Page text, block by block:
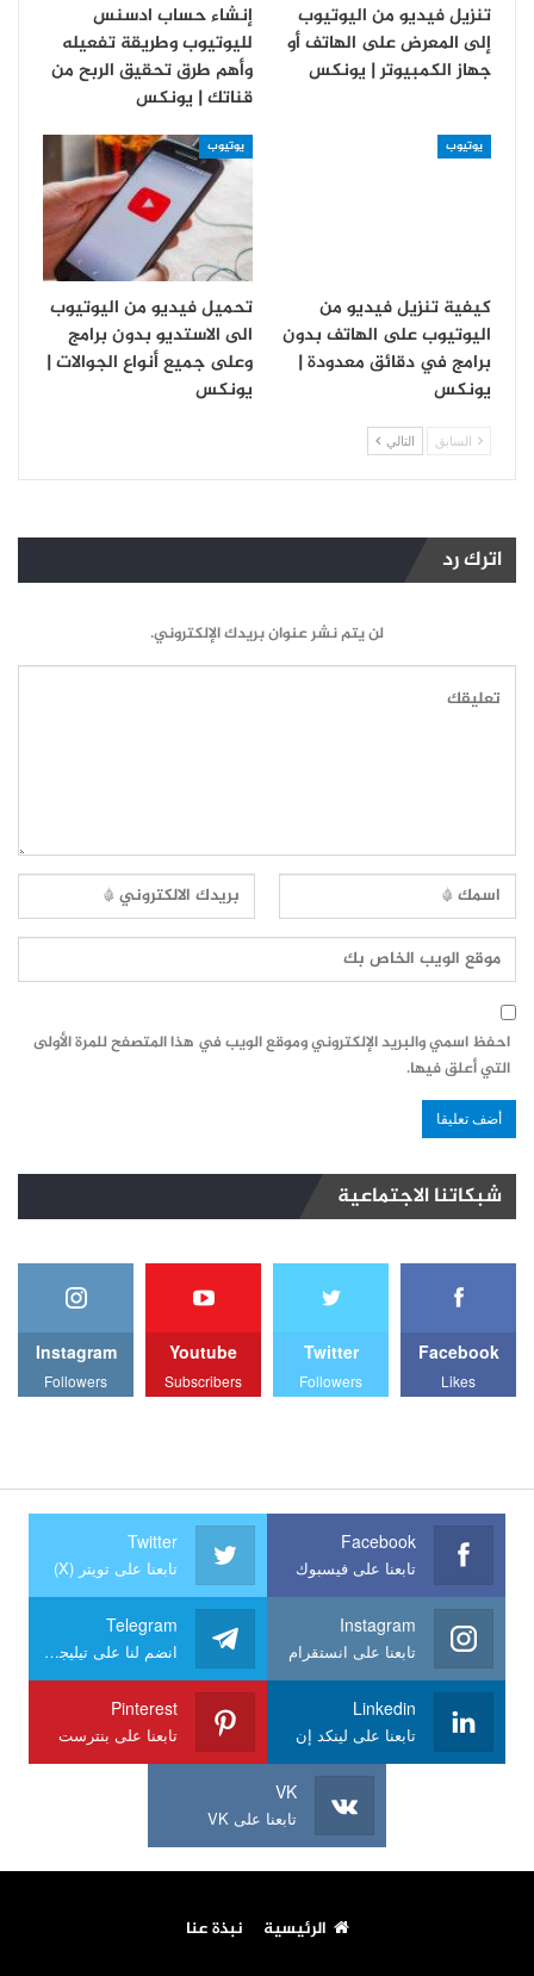
تنزيل فيديو من اليوتيوب
إلى المعرض على الهاتف أو
جهاز الكمبيوتر | يونكس
إنشاء حساب ادسنس
لليوتيوب وطريقة تفعيله
وأهم طرق تحقيق الربح من
قناتك | يونكس
يوتيوب
كيفية تنزيل فيديو من
اليوتيوب على الهاتف بدون
برامج في دقائق معدودة |
يونكس
يوتيوب
تحميل فيديو من اليوتيوب
الى الاستديو بدون برامج
وعلى جميع أنواع الجوالات |
يونكس
السابق التالي
اترك رد
لن يتم نشر عنوان بريدك الإلكتروني.
احفظ اسمي والبريد الإلكتروني وموقع الويب في هذا المتصفح للمرة الأولى
التي أعلق فيها.
شبكاتنا الاجتماعية
Facebook
Likes
Twitter
Followers
Youtube
Subscribers
Instagram
Followers
Facebook
تابعنا على فيسبوك
Twitter
تابعنا على تويتر (X)
Instagram
تابعنا على انستقرام
Telegram
انضم لنا على تيليجرام
Linkedin
تابعنا على لينكد إن
Pinterest
تابعنا على بنترست
VK
تابعنا على VK
الرئيسية نبذة عنا